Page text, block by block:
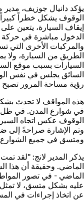
يؤكد دانيال جوزيف،
الوقوف يشكل خطراً
إيقاف السيارة، يتعين
الدخول مباشرة في حركة
والمركبات الأخرى التي
الطريق من السيارة، ولا
السيارات بسبب موقع
السائق يجلس في نفس
رؤية مساحة المرور تصبح
هذه المواقف لا تحدث
في شوارع المدن. في ظل
الوقوف عكس اتجاه السير
وتم الإشارة صراحةً إلى
ومتسق في جميع
يذكر المدير لانج: "لقد
الماضي. وحقيقة أن هذا
الماضي - في تصور
عليه بشكل متسق، لا تمثل
عن اتخاذ إجراءات في